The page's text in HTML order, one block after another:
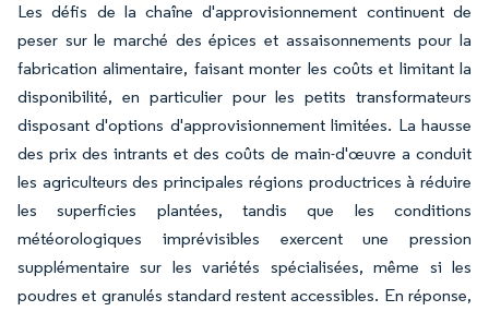
Les défis de la chaîne d'approvisionnement continuent de
peser sur le marché des épices et assaisonnements pour la
fabrication alimentaire, faisant monter les coûts et limitant la
disponibilité, en particulier pour les petits transformateurs
disposant d'options d'approvisionnement limitées. La hausse
des prix des intrants et des coûts de main-d'œuvre a conduit
les agriculteurs des principales régions productrices à réduire
les superficies plantées, tandis que les conditions
météorologiques imprévisibles exercent une pression
supplémentaire sur les variétés spécialisées, même si les
poudres et granulés standard restent accessibles. En réponse,